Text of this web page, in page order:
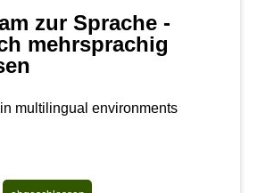
zur Sprache -
mehrsprachig
multilingual environments